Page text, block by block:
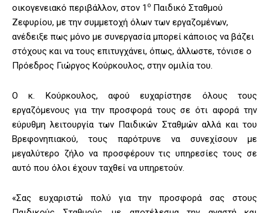
οικογενειακό περιβάλλον, στον 1 ο Παιδικό Σταθμού
Ζεφυρίου, με την συμμετοχή όλων των εργαζομένων,
ανέδειξε πως μόνο με συνεργασία μπορεί κάποιος να βάζει
στόχους και να τους επιτυγχάνει, όπως, άλλωστε, τόνισε ο
Πρόεδρος Γιώργος Κούρκουλος, στην ομιλία του.
Ο κ. Κούρκουλος, αφού ευχαρίστησε όλους τους
εργαζόμενους για την προσφορά τους σε ότι αφορά την
εύρυθμη λειτουργία των Παιδικών Σταθμών αλλά και του
Βρεφονηπιακού, τους παρότρυνε να συνεχίσουν με
μεγαλύτερο ζήλο να προσφέρουν τις υπηρεσίες τους σε
αυτό που όλοι έχουν ταχθεί να υπηρετούν.
«Σας ευχαριστώ πολύ για την προσφορά σας στους